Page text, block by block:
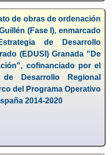
de obras de ordenación
(Fase I), enmarcado
de Desarrollo
(EDUSI) Granada "De
cofinanciado por el
Desarrollo Regional
del Programa Operativo
2014-2020